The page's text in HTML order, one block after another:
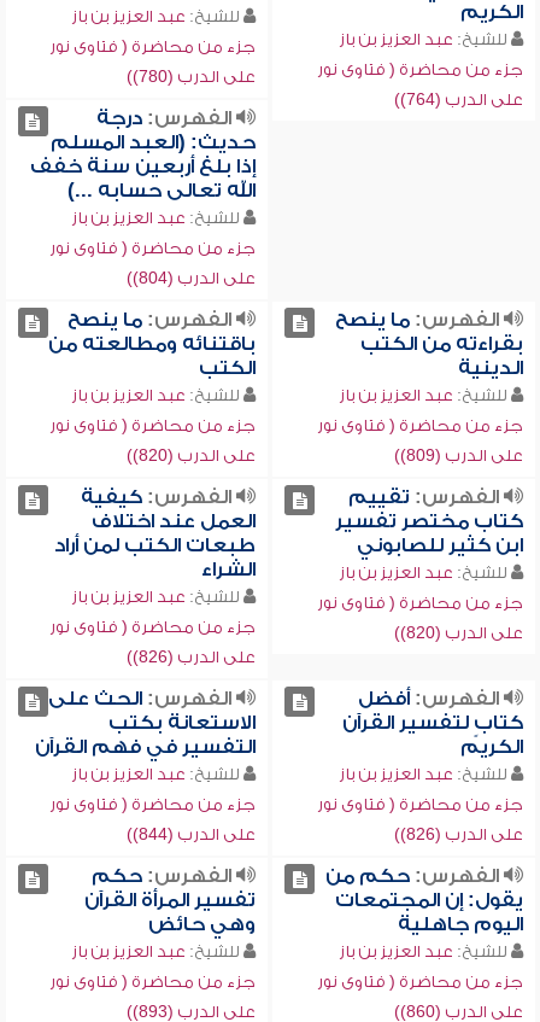
الكريم
للشيخ: عبد العزيز بن باز
جزء من محاضرة ( فتاوى نور
على الدرب (764))
للشيخ: عبد العزيز بن باز
جزء من محاضرة ( فتاوى نور
على الدرب (780))
الفهرس:درجة
حديث: (العبد المسلم
إذا بلغ أربعين سنة خفف
الله تعالى حسابه ...)
للشيخ: عبد العزيز بن باز
جزء من محاضرة ( فتاوى نور
على الدرب (804))
الفهرس:ما ينصح
بقراءته من الكتب
الدينية
للشيخ: عبد العزيز بن باز
جزء من محاضرة ( فتاوى نور
على الدرب (809))
الفهرس:ما ينصح
باقتنائه ومطالعته من
الكتب
للشيخ: عبد العزيز بن باز
جزء من محاضرة ( فتاوى نور
على الدرب (820))
الفهرس: تقييم
كتاب مختصر تفسير
ابن كثير للصابوني
للشيخ: عبد العزيز بن باز
جزء من محاضرة ( فتاوى نور
على الدرب (820))
الفهرس:كيفية
العمل عند اختلاف
طبعات الكتب لمن أراد
الشراء
للشيخ: عبد العزيز بن باز
جزء من محاضرة ( فتاوى نور
على الدرب (826))
الفهرس:أفضل
كتابٍ لتفسير القرآن
الكريم
للشيخ: عبد العزيز بن باز
جزء من محاضرة ( فتاوى نور
على الدرب (826))
الفهرس:الحث على
الاستعانة بكتب
التفسير في فهم القرآن
للشيخ: عبد العزيز بن باز
جزء من محاضرة ( فتاوى نور
على الدرب (844))
الفهرس:حكم من
يقول: إن المجتمعات
اليوم جاهلية
للشيخ: عبد العزيز بن باز
جزء من محاضرة ( فتاوى نور
على الدرب (860))
الفهرس:حكم
تفسير المرأة القرآن
وهي حائض
للشيخ: عبد العزيز بن باز
جزء من محاضرة ( فتاوى نور
على الدرب (893))